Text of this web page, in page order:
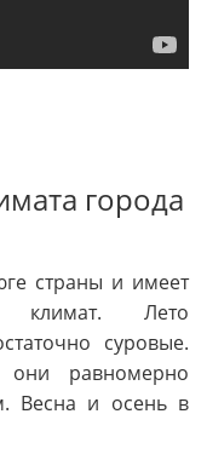
города
страны и имеет
климат. Лето
суровые.
равномерно
Весна и осень в